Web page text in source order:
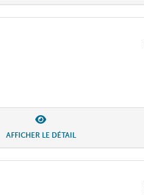
AFFICHER LE DÉTAIL